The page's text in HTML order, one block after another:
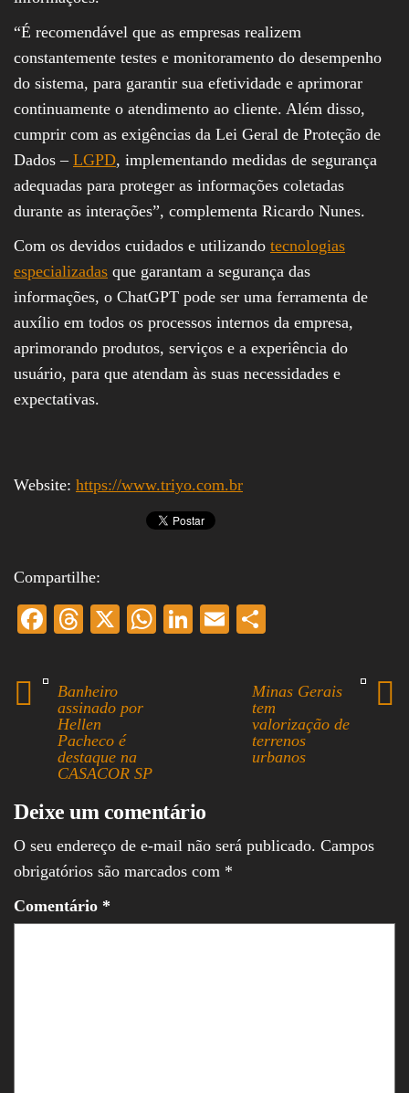
“É recomendável que as empresas realizem
constantemente testes e monitoramento do desempenho
do sistema, para garantir sua efetividade e aprimorar
continuamente o atendimento ao cliente. Além disso,
cumprir com as exigências da Lei Geral de Proteção de
Dados – LGPD, implementando medidas de segurança
adequadas para proteger as informações coletadas
durante as interações”, complementa Ricardo Nunes.
Com os devidos cuidados e utilizando tecnologias
especializadas que garantam a segurança das
informações, o ChatGPT pode ser uma ferramenta de
auxílio em todos os processos internos da empresa,
aprimorando produtos, serviços e a experiência do
usuário, para que atendam às suas necessidades e
expectativas.
Website: https://www.triyo.com.br
Compartilhe:
Fa
bo
ok
T
ea
ds
X
W
Li
E
ail re
Banheiro
assinado por
Hellen
Pacheco é
destaque na
CASACOR SP
Minas Gerais
tem
valorização de
terrenos
urbanos
Deixe um comentário
O seu endereço de e-mail não será publicado. Campos
obrigatórios são marcados com *
Comentário *